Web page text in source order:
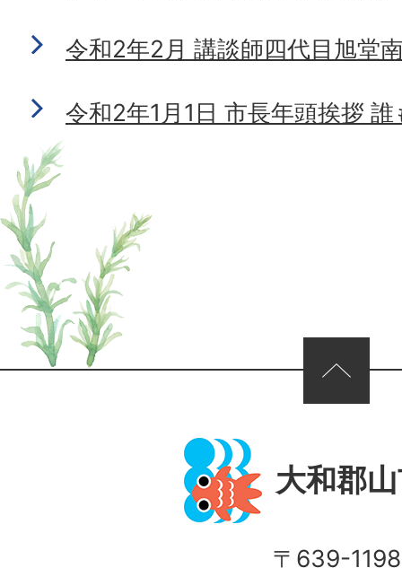
令和2年2月 講談師四代目旭堂
令和2年1月1日 市長年頭挨拶
ページの先頭へ
大和郡
〒639-1198